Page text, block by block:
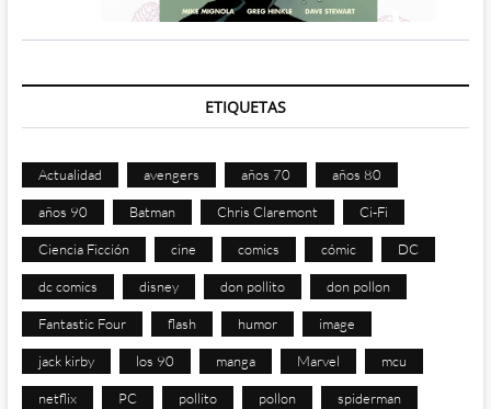
ETIQUETAS
Actualidad avengers años 70 años 80
años 90 Batman Chris Claremont Ci-Fi
Ciencia Ficción cine comics cómic DC
dc comics disney don pollito don pollon
Fantastic Four flash humor image
jack kirby los 90 manga Marvel mcu
netflix PC pollito pollon spiderman